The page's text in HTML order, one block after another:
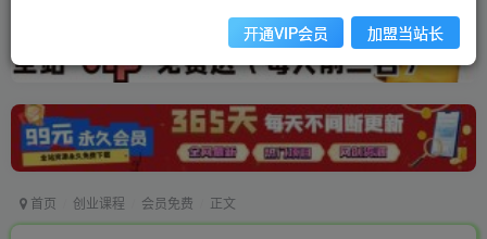
首页 创业课程 会员免费 正文
开通VIP会员 加盟当站长